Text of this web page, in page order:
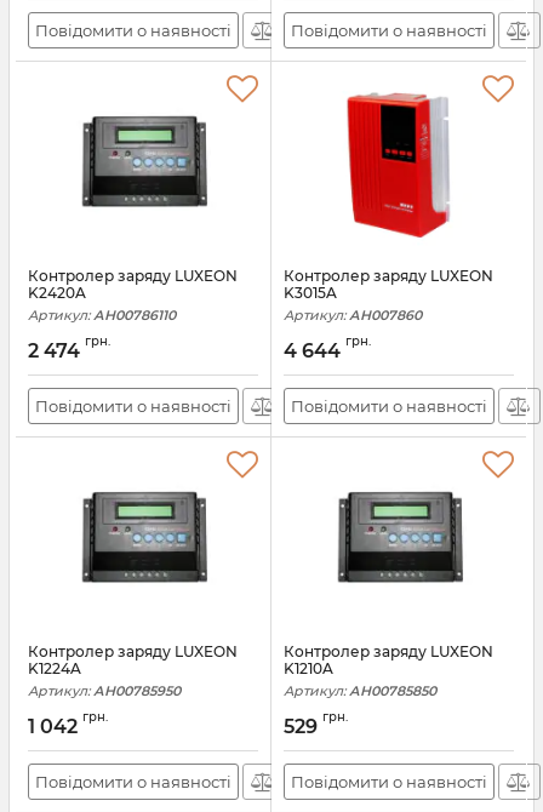
Повідомити о наявності Повідомити о наявності
Контролер заряду LUXEON
K2420A
Артикул: АН00786110
2 474 грн.
Повідомити о наявності
Контролер заряду LUXEON
K3015A
Артикул: АН007860
4 644 грн.
Повідомити о наявності
Контролер заряду LUXEON
K1224A
Артикул: АН00785950
1 042 грн.
Повідомити о наявності
Контролер заряду LUXEON
K1210A
Артикул: АН00785850
529 грн.
Повідомити о наявності